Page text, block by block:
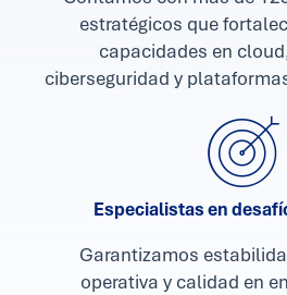
estratégicos que
capacidades en
ciberseguridad y
Especialistas en
Garantizamos
operativa y calidad en